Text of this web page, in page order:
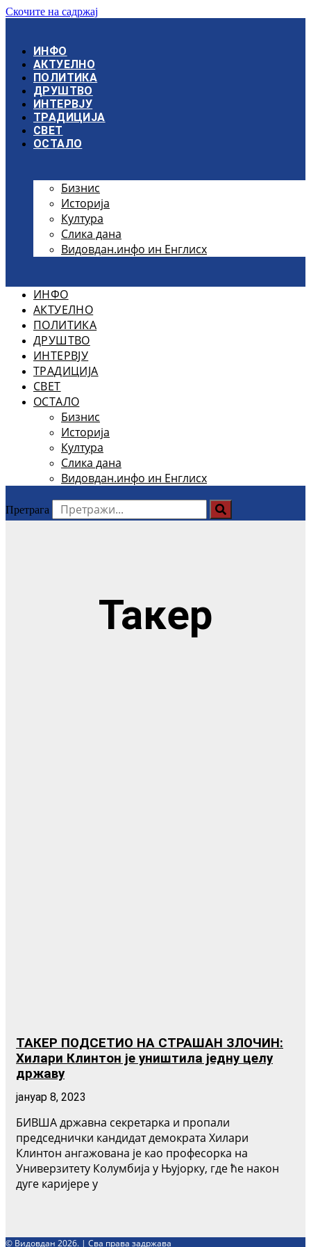
Скочите на садржај
ИНФО
АКТУЕЛНО
ПОЛИТИКА
ДРУШТВО
ИНТЕРВЈУ
ТРАДИЦИЈА
СВЕТ
ОСТАЛО
Бизнис
Историја
Култура
Слика дана
Видовдан.инфо ин Енглисх
ИНФО
АКТУЕЛНО
ПОЛИТИКА
ДРУШТВО
ИНТЕРВЈУ
ТРАДИЦИЈА
СВЕТ
ОСТАЛО
Бизнис
Историја
Култура
Слика дана
Видовдан.инфо ин Енглисх
Претрага
Такер
ТАКЕР ПОДСЕТИО НА СТРАШАН ЗЛОЧИН:
Хилари Клинтон је уништила једну целу
државу
јануар 8, 2023
БИВША државна секретарка и пропали
председнички кандидат демократа Хилари
Клинтон ангажована је као професорка на
Универзитету Колумбија у Њујорку, где ће након
дуге каријере у
© Видовдан 2026. | Сва права задржава